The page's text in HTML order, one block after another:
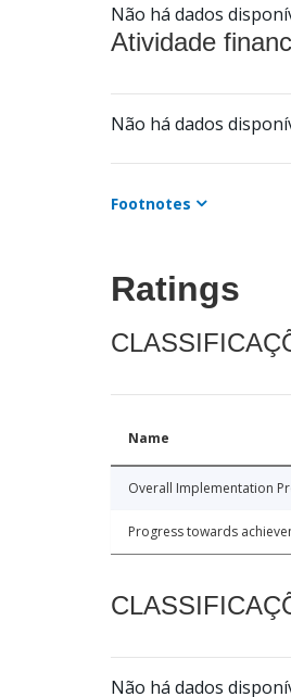
Não há dados
Atividade
Não há dados
Footnotes
Ratings
Name
Overall Implementation
Progress towards
Não há dados